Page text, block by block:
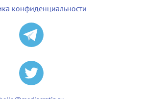
конфиденциальности